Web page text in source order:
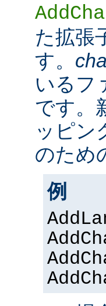
た拡張
す。
いるフ
です。
ッピン
のため
例